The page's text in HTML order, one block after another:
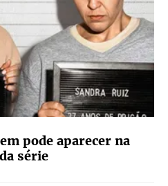
pode aparecer na
série